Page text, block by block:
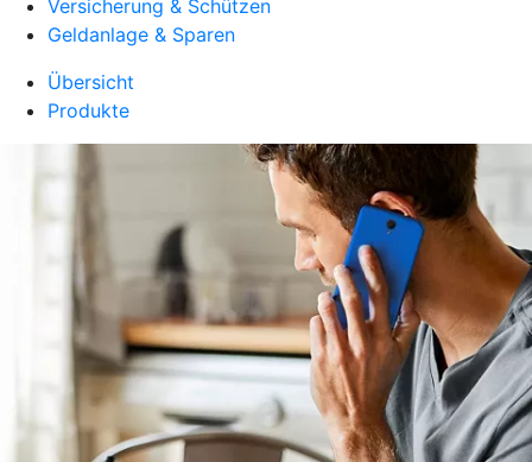
Versicherung & Schützen
Geldanlage & Sparen
Übersicht
Produkte